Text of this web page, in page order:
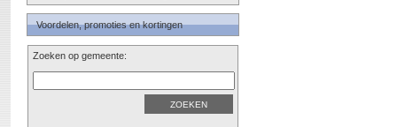
Voordelen, promoties en kortingen
Zoeken op gemeente: